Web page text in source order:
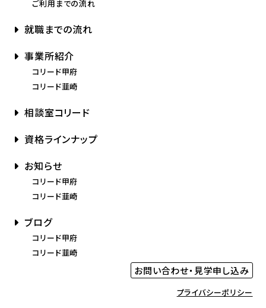
ご利用までの流れ
就職までの流れ
事業所紹介
コリード甲府
コリード韮崎
相談室コリード
資格ラインナップ
お知らせ
コリード甲府
コリード韮崎
ブログ
コリード甲府
コリード韮崎
お問い合わせ・見学申し込み
プライバシーポリシー